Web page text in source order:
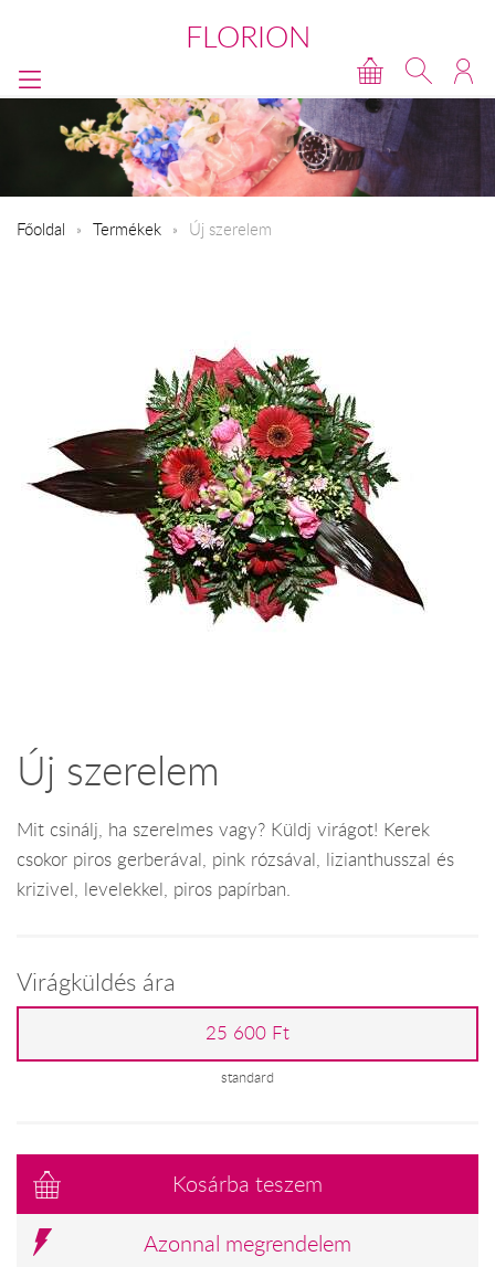
FLORION
Főoldal Termékek Új szerelem
Új szerelem
Mit csinálj, ha szerelmes vagy? Küldj virágot! Kerek
csokor piros gerberával, pink rózsával, lizianthusszal és
krizivel, levelekkel, piros papírban.
Virágküldés ára
25 600 Ft
standard
Kosárba teszem
Azonnal megrendelem